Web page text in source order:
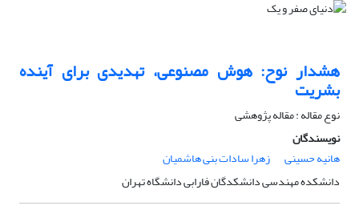
هشدار نوح: هوش مصنوعی، تهدیدی برای آینده
بشریت
نوع مقاله : مقاله پژوهشی
نویسندگان
هانیه حسینی
زهرا سادات بنی هاشمیان
دانشکده مهندسی دانشکدگان فارابی دانشگاه تهران